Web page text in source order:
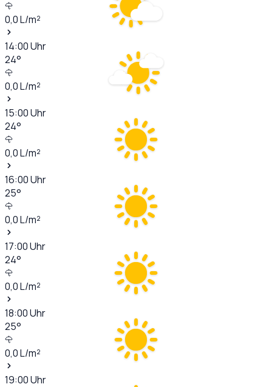
0,0L/m²
14:00Uhr
24°
0,0L/m²
15:00Uhr
24°
0,0L/m²
16:00Uhr
25°
0,0L/m²
17:00Uhr
24°
0,0L/m²
18:00Uhr
25°
0,0L/m²
19:00Uhr